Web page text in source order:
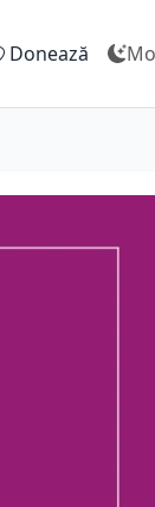
Donează